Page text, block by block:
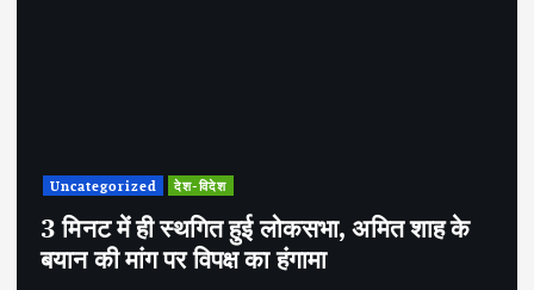
Uncategorized देश-विदेश
3 मिनट में ही स्थगित हुई लोकसभा, अमित शाह के
बयान की मांग पर विपक्ष का हंगामा